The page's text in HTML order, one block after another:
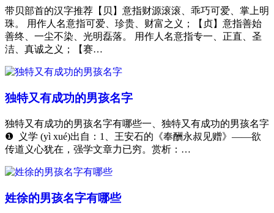
带贝部首的汉字推荐【贝】意指财源滚滚、乖巧可爱、掌上明
珠。 用作人名意指可爱、珍贵、财富之义；【贞】意指善始
善终、一尘不染、光明磊落。 用作人名意指专一、正直、圣
洁、真诚之义；【赛…
独特又有成功的男孩名字
独特又有成功的男孩名字有哪些一、独特又有成功的男孩名字
❶ 义学 (yì xué)出自：1、王安石的《奉酬永叔见赠》——欲
传道义心犹在，强学文章力已穷。赏析：…
姓徐的男孩名字有哪些